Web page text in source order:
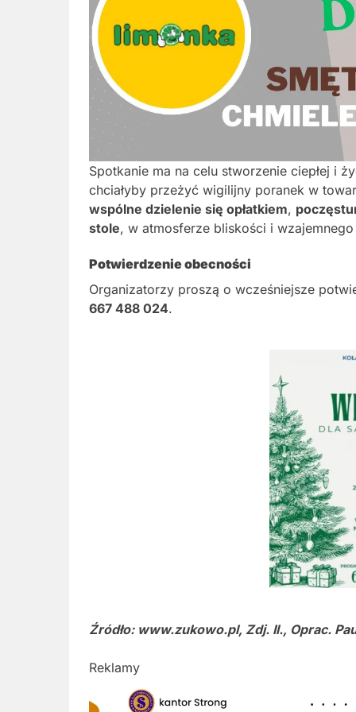
Spotkanie ma na celu stworzenie ciepłej i
chciałyby przeżyć wigilijny poranek w
wspólne dzielenie się opłatkiem,
stole, w atmosferze bliskości i
Potwierdzenie obecności
Organizatorzy proszą o wcześniejsze
667 488 024.
Źródło: www.zukowo.pl, Zdj. Il., Oprac.
Reklamy